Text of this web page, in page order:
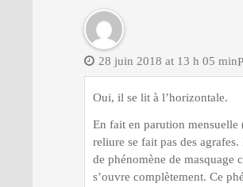
28 juin 2018 at 13 h 05 min
Oui, il se lit à l’horizontale.
En fait en parution mensuelle
reliure se fait pas des
de phénomène de masquage
s’ouvre complètement. Ce